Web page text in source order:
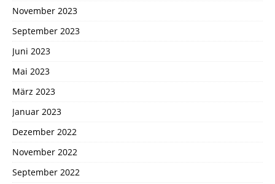
November 2023
September 2023
Juni 2023
Mai 2023
März 2023
Januar 2023
Dezember 2022
November 2022
September 2022